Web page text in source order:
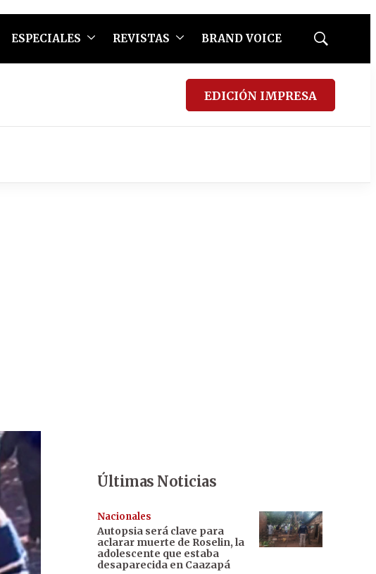
ESPECIALES REVISTAS BRAND VOICE
Mostrar
EDICIÓN IMPRESA
Últimas Noticias
Nacionales
Autopsia será clave para
aclarar muerte de Roselin, la
adolescente que estaba
desaparecida en Caazapá